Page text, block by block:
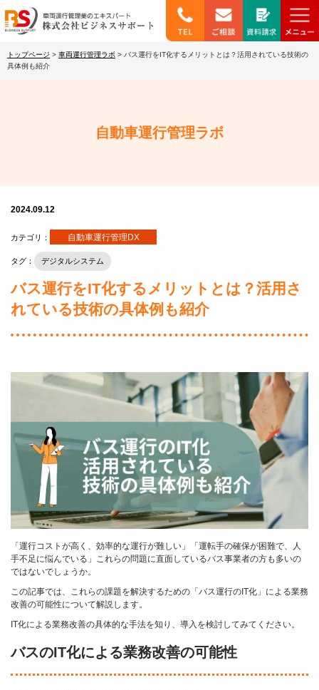
トップページ > 車両運行管理ラボ > バス運行をIT化するメリットとは？活用されている技術の
具体例も紹介
自動車運行管理ラボ
2024.09.12
カテゴリ： 自動車運行管理DX
タグ： デジタルシステム
バス運行をIT化するメリットとは？活用さ
れている技術の具体例も紹介
「運行コストが高く、効率的な運行が難しい」「運転手の確保が困難で、人
手不足に悩んでいる」これらの問題に直面しているバス事業者の方も多いの
ではないでしょうか。
この記事では、これらの課題を解決するための「バス運行のIT化」による業務
改善の可能性について解説します。
IT化による業務改善の具体的な手法を知り、導入を検討してみてください。
バスのIT化による業務改善の可能性